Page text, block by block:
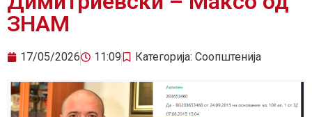
ЗНАМ
17/05/2026 11:09 Категорија: Соопштенија